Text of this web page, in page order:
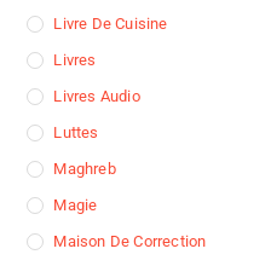
Livre De Cuisine
Livres
Livres Audio
Luttes
Maghreb
Magie
Maison De Correction